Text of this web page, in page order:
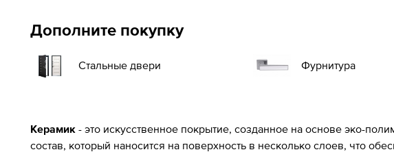
Дополните покупку
Стальные двери Фурнитура
Керамик - это искусственное покрытие, созданное на основе эко-
состав, который наносится на поверхность в несколько слоев, что